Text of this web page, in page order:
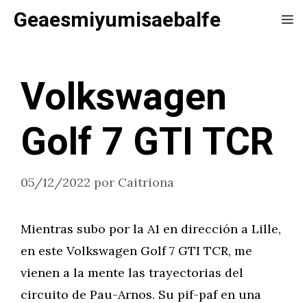
SaltarGeaesmiyumisaebalfe
Volkswagen
Golf 7 GTI TCR
05/12/2022 por Caitriona
Mientras subo por la A1 en dirección a Lille,
en este Volkswagen Golf 7 GTI TCR, me
vienen a la mente las trayectorias del
circuito de Pau-Arnos. Su pif-paf en una